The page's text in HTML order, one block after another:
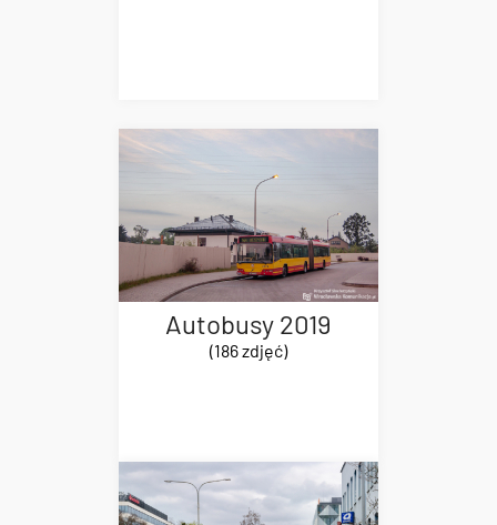
Autobusy 2019
(186 zdjęć)